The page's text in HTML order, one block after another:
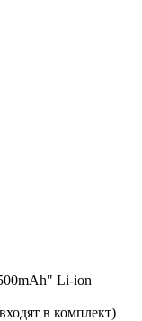
Li-ion
в комплект)